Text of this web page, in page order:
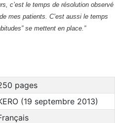
c’est le temps de résolution observé
mes patients. C’est aussi le temps
se mettent en place.”
pages
(19 septembre 2013)